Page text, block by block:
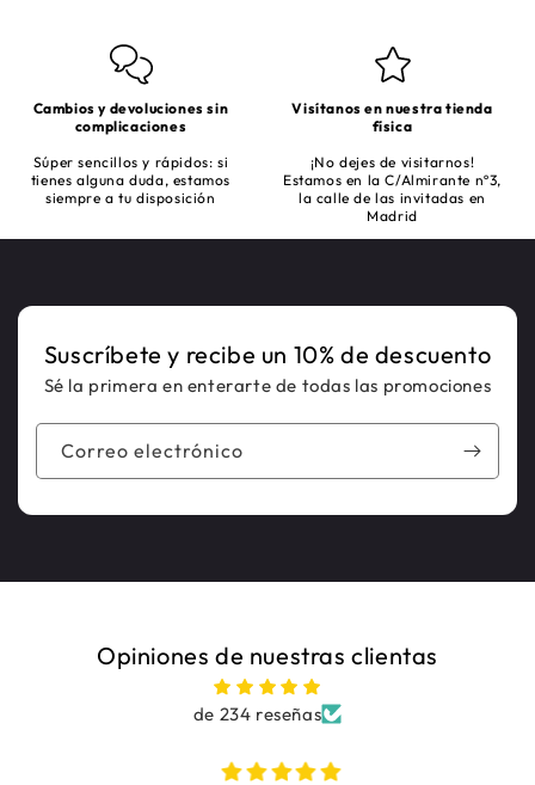
Cambios y devoluciones sin
complicaciones
Súper sencillos y rápidos: si
tienes alguna duda, estamos
siempre a tu disposición
Visítanos en nuestra tienda
física
¡No dejes de visitarnos!
Estamos en la C/Almirante nº3,
la calle de las invitadas en
Madrid
Suscríbete y recibe un 10% de descuento
Sé la primera en enterarte de todas las promociones
Correo electrónico
Opiniones de nuestras clientas
de 234 reseñas